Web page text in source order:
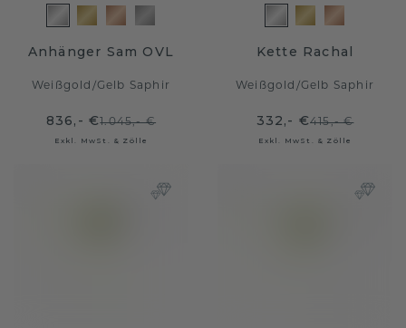
Anhänger Sam OVL
Weißgold /Gelb Saphir
836,- €1.045,- €
Exkl. MwSt. & Zölle
Kette Rachal
Weißgold /Gelb Saphir
332,- €415,- €
Exkl. MwSt. & Zölle